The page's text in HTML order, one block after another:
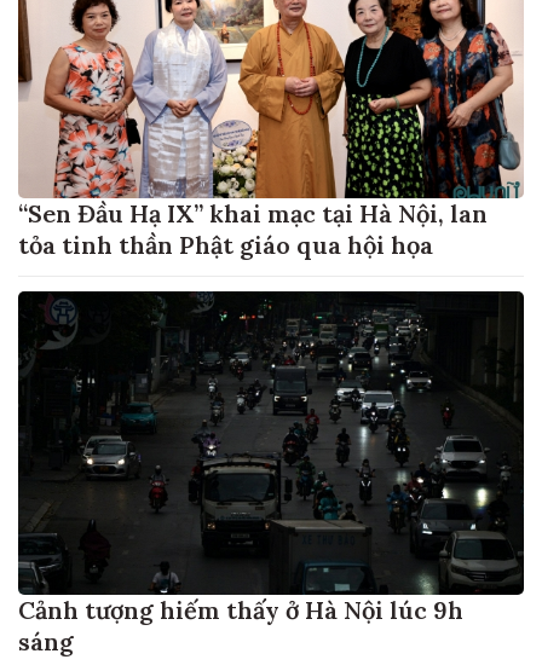
“Sen Đầu Hạ IX” khai mạc tại Hà Nội, lan
tỏa tinh thần Phật giáo qua hội họa
Cảnh tượng hiếm thấy ở Hà Nội lúc 9h
sáng